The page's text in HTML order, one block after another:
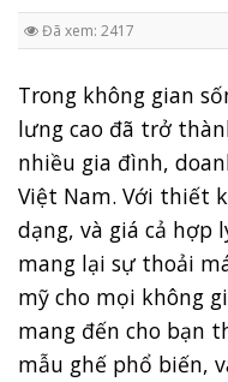
Đã xem: 2417
Trong không gian
lưng cao đã trở
nhiều gia đình,
Việt Nam. Với thiết
dạng, và giá cả hợp
mang lại sự thoải
mỹ cho mọi không
mang đến cho bạn
mẫu ghế phổ biến,